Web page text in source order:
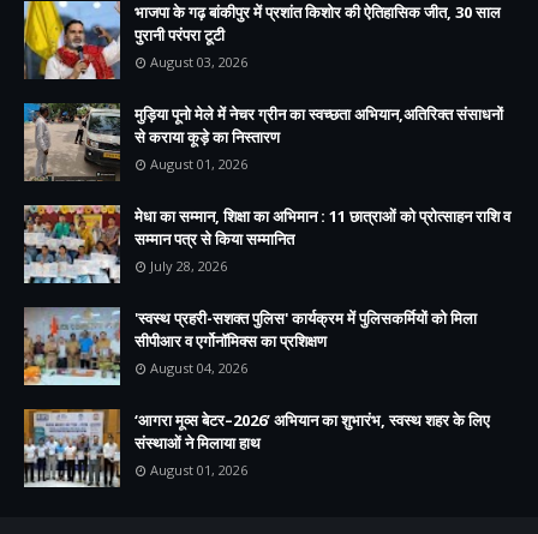
भाजपा के गढ़ बांकीपुर में प्रशांत किशोर की ऐतिहासिक जीत, 30 साल
पुरानी परंपरा टूटी
August 03, 2026
मुड़िया पूनो मेले में नेचर ग्रीन का स्वच्छता अभियान,अतिरिक्त संसाधनों
से कराया कूड़े का निस्तारण
August 01, 2026
मेधा का सम्मान, शिक्षा का अभिमान : 11 छात्राओं को प्रोत्साहन राशि व
सम्मान पत्र से किया सम्मानित
July 28, 2026
'स्वस्थ प्रहरी-सशक्त पुलिस' कार्यक्रम में पुलिसकर्मियों को मिला
सीपीआर व एर्गोनॉमिक्स का प्रशिक्षण
August 04, 2026
‘आगरा मूव्स बेटर–2026’ अभियान का शुभारंभ, स्वस्थ शहर के लिए
संस्थाओं ने मिलाया हाथ
August 01, 2026